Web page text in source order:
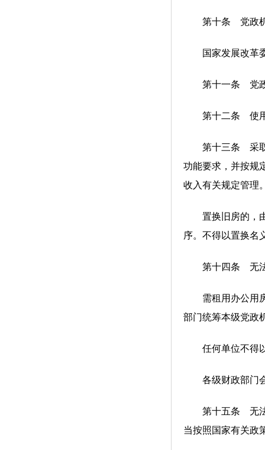
第十条 党政机
国家发展改革委
第十一条 党政
第十二条 使用单
第十三条 采取置
功能要求，并按规
收入有关规定管理
置换旧房的，由
序。不得以置换名
第十四条 无法调
需租用办公用房
部门统筹本级党政
任何单位不得以
各级财政部门会
第十五条 无法调
当按照国家有关政